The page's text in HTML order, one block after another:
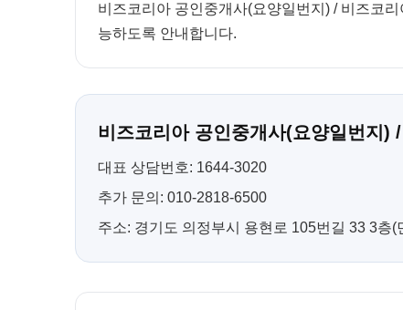
비즈코리아 공인중개사(요양일번지) / 비즈코
능하도록 안내합니다.
비즈코리아 공인중개사(요양일번지)
대표 상담번호: 1644-3020
추가 문의: 010-2818-6500
주소: 경기도 의정부시 용현로 105번길 33 3층(